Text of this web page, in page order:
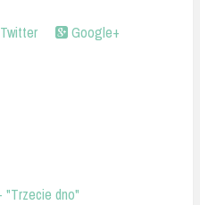
Twitter
Google+
"Trzecie dno"